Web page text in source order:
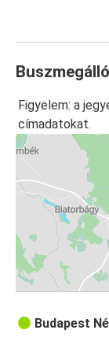
Figyelem: a
címadatokat.
Budapest